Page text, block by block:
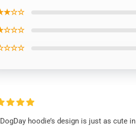
hoodie’s design is just as cute in